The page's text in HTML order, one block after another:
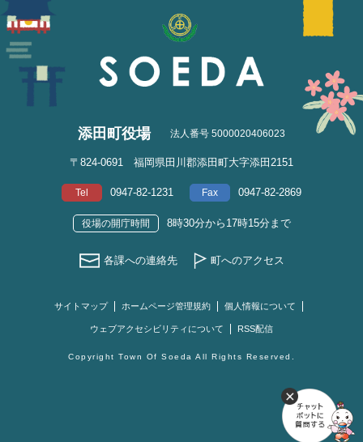
添田町役場 法人番号 5000020406023
〒824-0691 福岡県田川郡添田町大字添田2151
Tel 0947-82-1231 Fax 0947-82-2869
役場の開庁時間 8時30分から17時15分まで
各課への連絡先 町へのアクセス
サイトマップ ホームページ管理規約 個人情報について
ウェブアクセシビリティについて RSS配信
Copyright Town Of Soeda All Rights Reserved.